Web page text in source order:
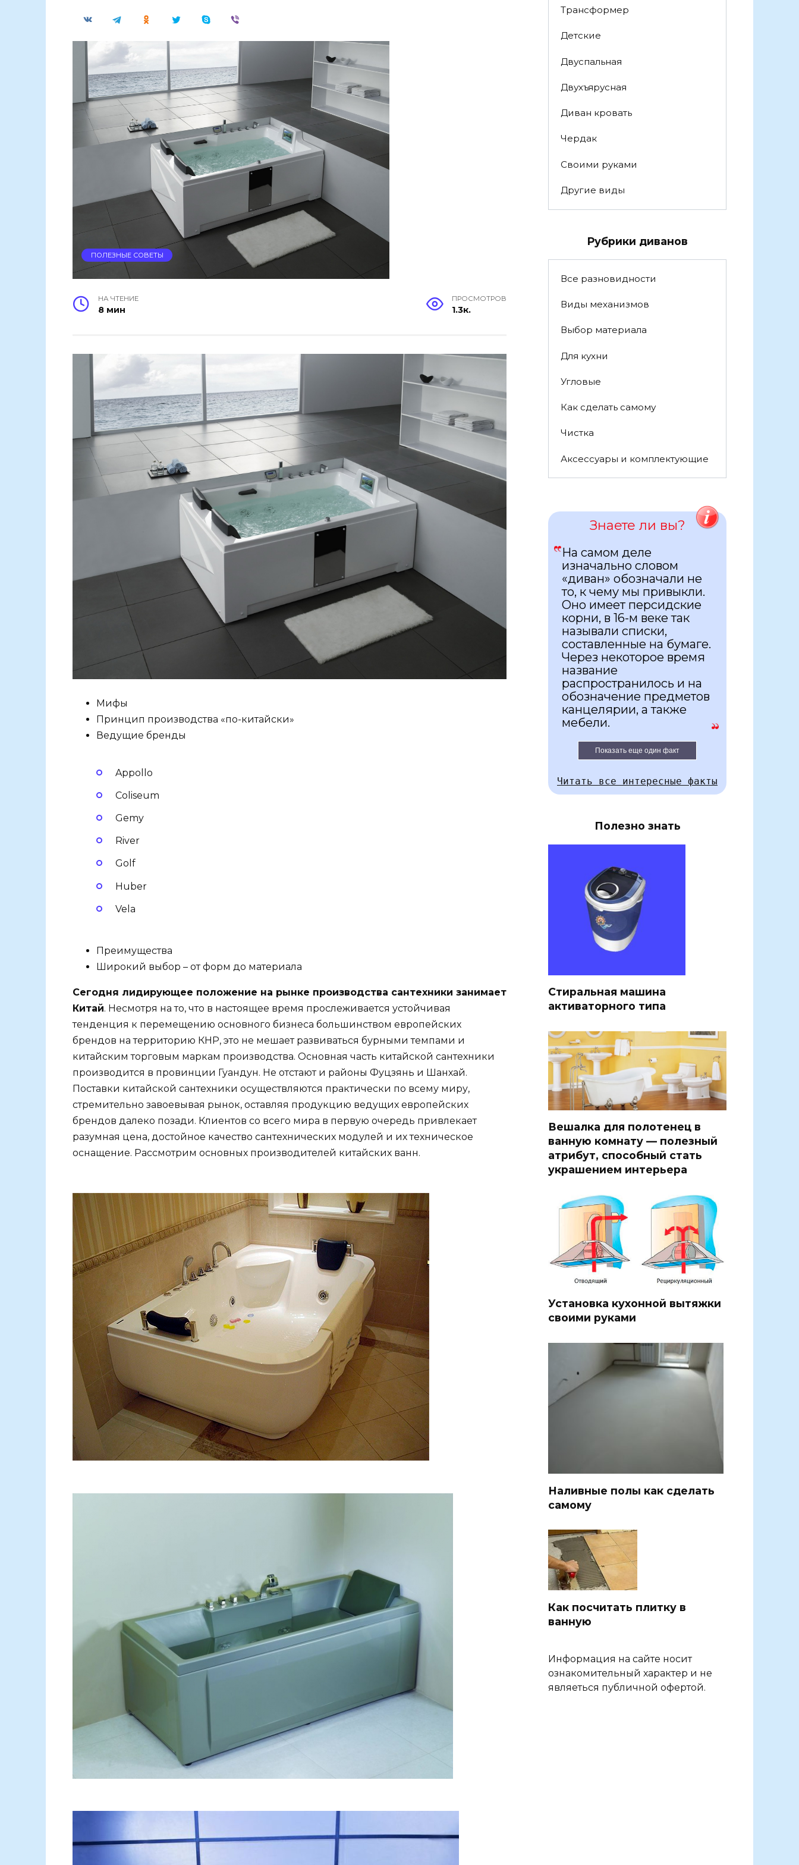
ПОЛЕЗНЫЕ СОВЕТЫ
НА ЧТЕНИЕ
8 мин
ПРОСМОТРОВ
1.3к.
Мифы
Принцип производства «по-китайски»
Ведущие бренды
Appollo
Coliseum
Gemy
River
Golf
Huber
Vela
Преимущества
Широкий выбор – от форм до материала
Сегодня лидирующее положение на рынке производства сантехники занимает
Китай. Несмотря на то, что в настоящее время прослеживается устойчивая
тенденция к перемещению основного бизнеса большинством европейских
брендов на территорию КНР, это не мешает развиваться бурными темпами и
китайским торговым маркам производства. Основная часть китайской сантехники
производится в провинции Гуандун. Не отстают и районы Фуцзянь и Шанхай.
Поставки китайской сантехники осуществляются практически по всему миру,
стремительно завоевывая рынок, оставляя продукцию ведущих европейских
брендов далеко позади. Клиентов со всего мира в первую очередь привлекает
разумная цена, достойное качество сантехнических модулей и их техническое
оснащение. Рассмотрим основных производителей китайских ванн.
Трансформер
Детские
Двуспальная
Двухъярусная
Диван кровать
Чердак
Своими руками
Другие виды
Рубрики диванов
Все разновидности
Виды механизмов
Выбор материала
Для кухни
Угловые
Как сделать самому
Чистка
Аксессуары и комплектующие
Знаете ли вы?
На самом деле
изначально словом
«диван» обозначали не
то, к чему мы привыкли.
Оно имеет персидские
корни, в 16-м веке так
называли списки,
составленные на бумаге.
Через некоторое время
название
распространилось и на
обозначение предметов
канцелярии, а также
мебели.
Показать еще один факт
Читать все интересные факты
Полезно знать
Стиральная машина
активаторного типа
Вешалка для полотенец в
ванную комнату — полезный
атрибут, способный стать
украшением интерьера
Установка кухонной вытяжки
своими руками
Наливные полы как сделать
самому
Как посчитать плитку в
ванную
Информация на сайте носит
ознакомительный характер и не
являеться публичной офертой.